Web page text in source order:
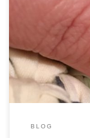
materiałowych.
dywaniki,
tak naprawdę
kolorowa. Skład to
zmienia […]
BLOG